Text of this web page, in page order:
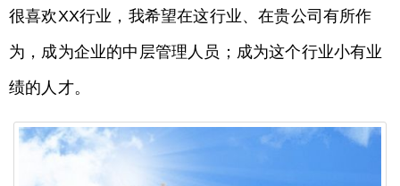
很喜欢XX行业，我希望在这行业、在贵公司有所作
为，成为企业的中层管理人员；成为这个行业小有业
绩的人才。